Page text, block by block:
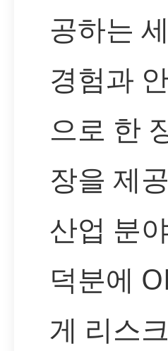
공하는
경험과
으로 한
장을 제
산업 분
덕분에
게 리스